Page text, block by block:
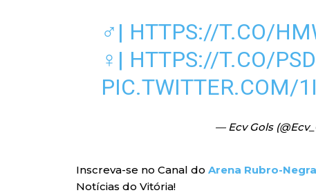
♂️| HTTPS://T.CO/
♀️| HTTPS://T.CO/
PIC.TWITTER.COM/
— Ecv Gols
Inscreva-se no Canal do Arena Rubro-Negra
Notícias do Vitória!